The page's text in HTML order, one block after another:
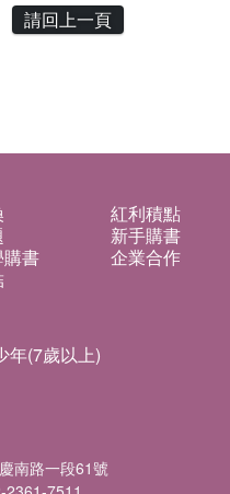
請回上一頁
紅利積點
新手購書
書
企業合作
年(7歲以上)
南路一段61號